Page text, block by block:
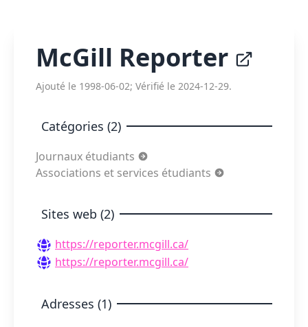
McGill Reporter
Ajouté le 1998-06-02; Vérifié le 2024-12-29.
Catégories (2)
Journaux étudiants
Associations et services étudiants
Sites web (2)
https://reporter.mcgill.ca/
https://reporter.mcgill.ca/
Adresses (1)